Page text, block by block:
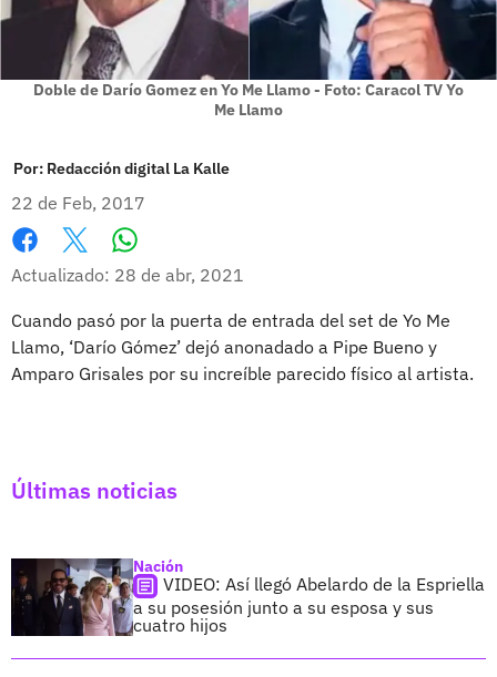
Doble de Darío Gomez en Yo Me Llamo - Foto: Caracol TV Yo
Me Llamo
Por: Redacción digital La Kalle
22 de Feb, 2017
Facebook
X
Actualizado: 28 de abr, 2021
Cuando pasó por la puerta de entrada del set de Yo Me
Llamo, ‘Darío Gómez’ dejó anonadado a Pipe Bueno y
Amparo Grisales por su increíble parecido físico al artista.
Últimas noticias
Nación
VIDEO: Así llegó Abelardo de la Espriella
a su posesión junto a su esposa y sus
cuatro hijos